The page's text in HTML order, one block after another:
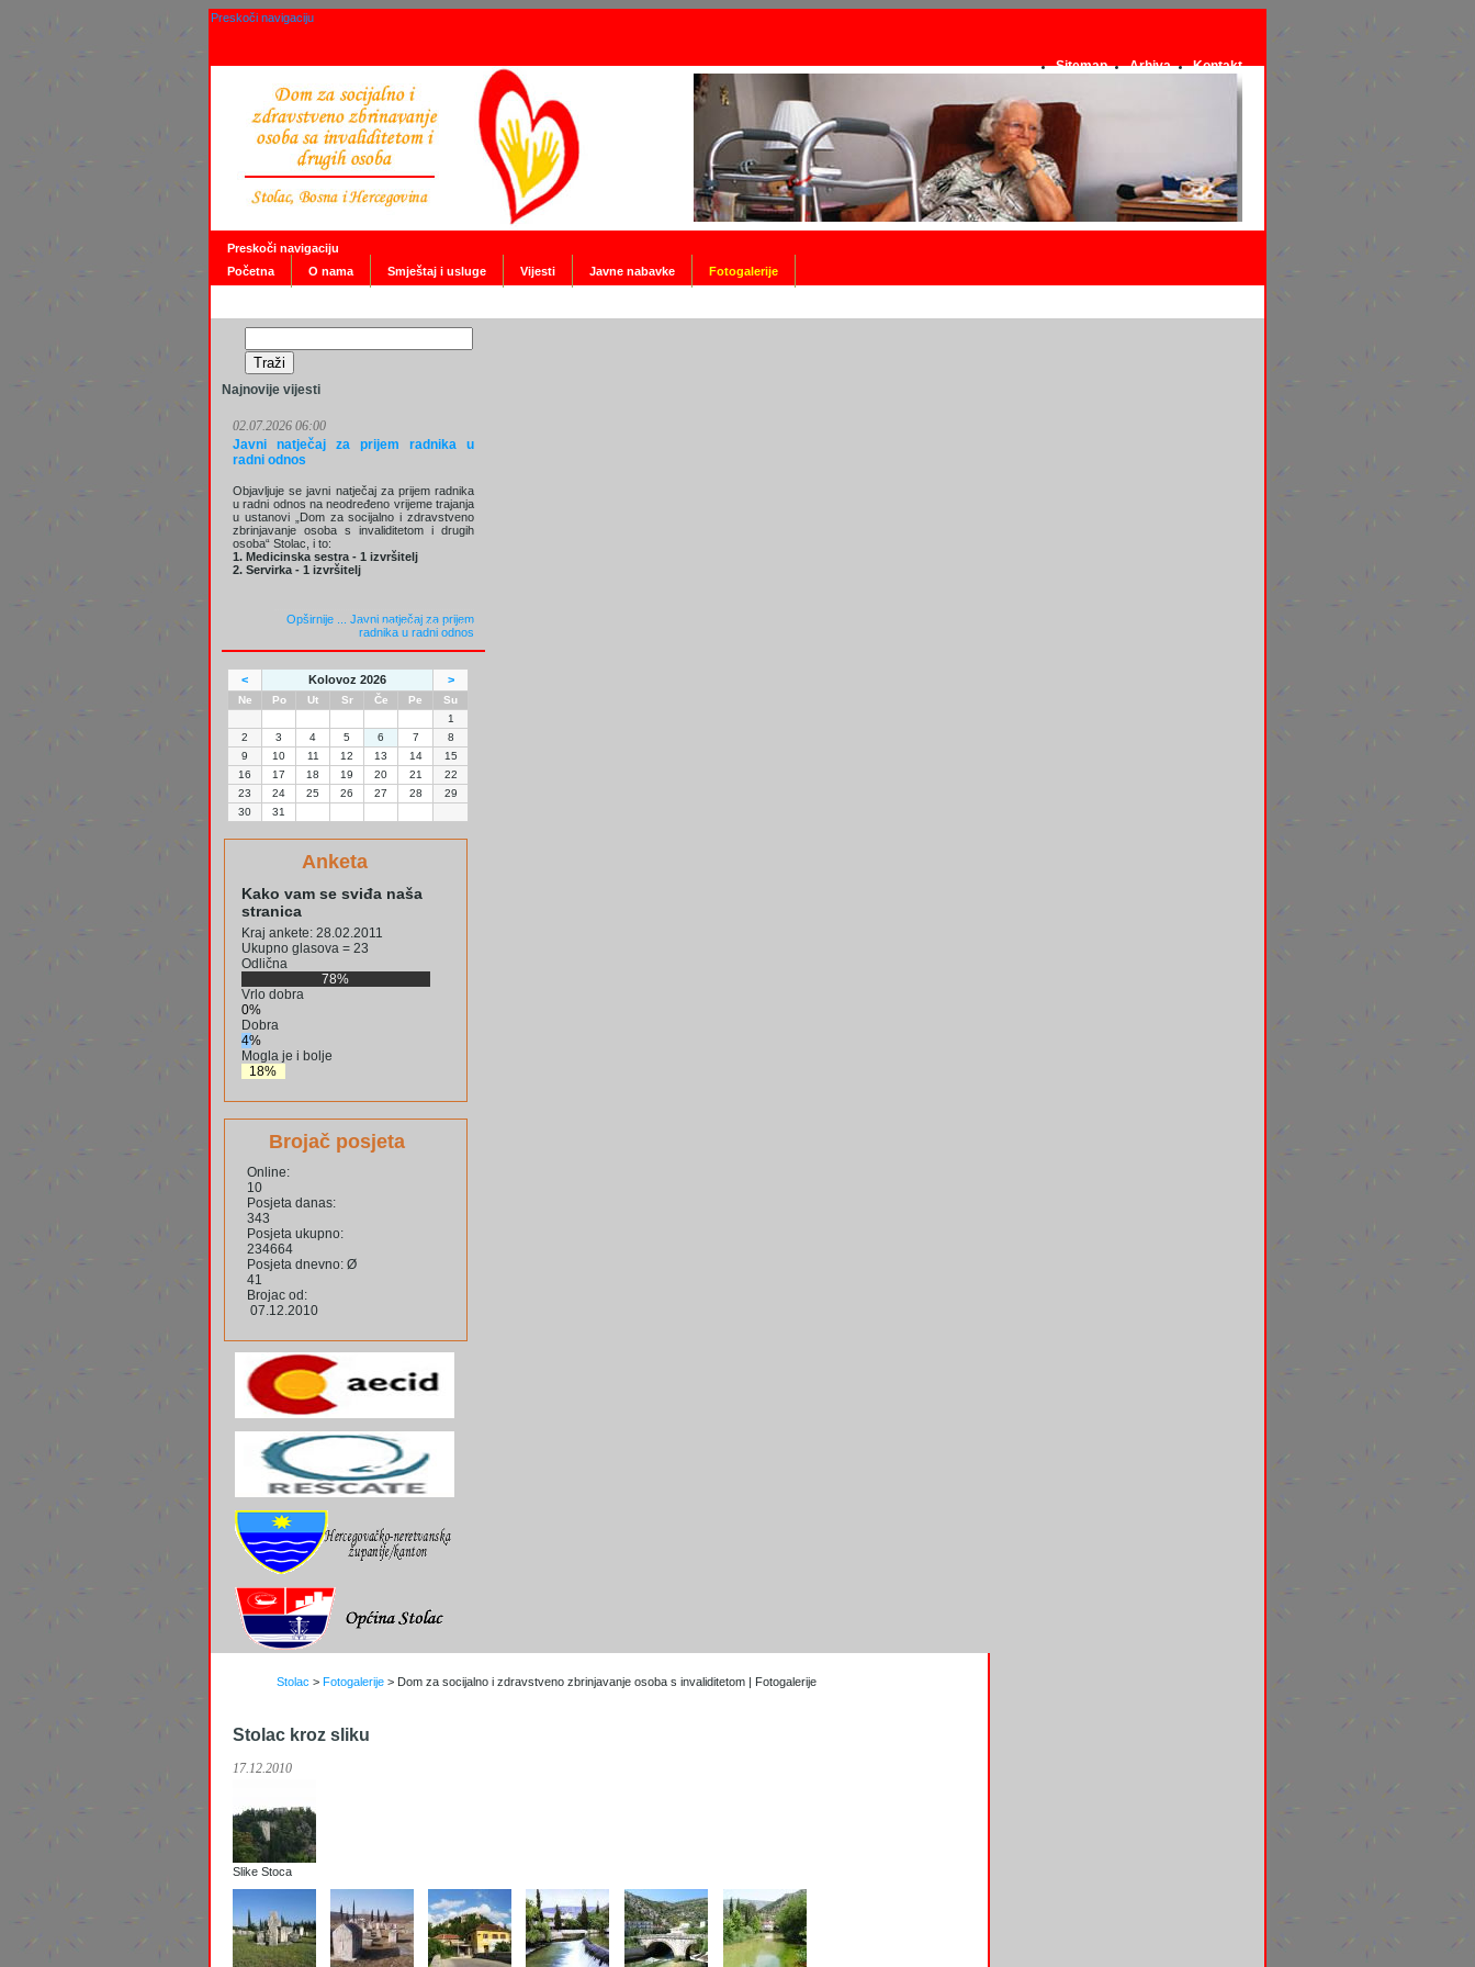
Preskoči navigaciju
Kontakt
Arhiva
Sitemap
Preskoči navigaciju
Početna
O nama Smještaj i usluge Vijesti Javne nabavke Fotogalerije
Najnovije vijesti
02.07.2026 06:00
Javni natječaj za prijem radnika u
radni odnos
Objavljuje se javni natječaj za prijem radnika
u radni odnos na neodređeno vrijeme trajanja
u ustanovi „Dom za socijalno i zdravstveno
zbrinjavanje osoba s invaliditetom i drugih
osoba“ Stolac, i to:
1. Medicinska sestra - 1 izvršitelj
2. Servirka - 1 izvršitelj
Opširnije ... Javni natječaj za prijem
radnika u radni odnos
< Kolovoz 2026 >
Ne Po Ut Sr Če Pe
Su
1
2
3 4 5 6 7
8
9
10 11 12 13 14
15
16
17 18 19 20 21
22
23
24 25 26 27 28
29
30
31
Anketa
Kako vam se sviđa naša
stranica
Kraj ankete: 28.02.2011
Ukupno glasova = 23
Odlična
78%
Vrlo dobra
0%
Dobra
4%
Mogla je i bolje
18%
Brojač posjeta
Online:
10
Posjeta danas:
343
Posjeta ukupno:
234664
Posjeta dnevno: Ø
41
Brojac od:
07.12.2010
Stolac > Fotogalerije > Dom za socijalno i zdravstveno zbrinjavanje osoba s invaliditetom | Fotogalerije
Stolac kroz sliku
17.12.2010
Slike Stoca